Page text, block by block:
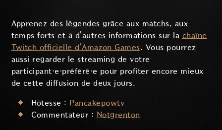
Apprenez des légendes grâce aux matchs, aux
temps forts et à d'autres informations sur la chaîne
Twitch officielle d'Amazon Games. Vous pourrez
aussi regarder le streaming de votre
participant·e·préféré·e pour profiter encore mieux
de cette diffusion de deux jours.
Hôtesse : Pancakepowtv
Commentateur : Notgrenton